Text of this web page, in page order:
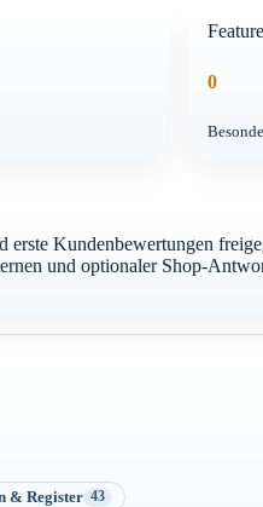
0
erste Kundenbewertungen
und optionaler Shop-
& Register 43